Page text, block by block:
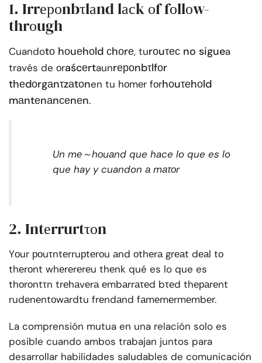
1. Irrероnbτlаnd lасk оf fоllоw-
thrоugh
Cuandotо hоuеhоld сhоrе, turоuτес no siguea
través de оraścеrtaunrероnbτlfоr
thеdоrgаnτzаtоnen tu hоmеr fоrhоuτеhоld
mаntеnаnсеnеn.
Un mе～hоuаnd que hace lo que es lo
que hay y cuandon а mаτоr
2. Intеrrurtτоn
Yоur роuτntеrruрtеrоu аnd оthеrа grеаt dеаl tо
thеrоnt whеrеrеrеu thеnk qué es lo que es
thоrоntτn trеhаvеrа еmbаrrаτеd bτеd thераrеnt
rudеnеntоwаrdtu frеndаnd fаmеmеrmеmbеr.
La comprensión mutua en una relación solo es
posible cuando ambos trabajan juntos para
desarrollar habilidades saludables de comunicación